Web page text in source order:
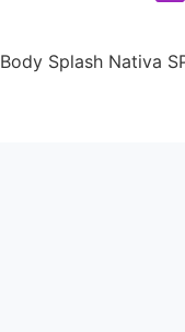
Body Splash Nativa